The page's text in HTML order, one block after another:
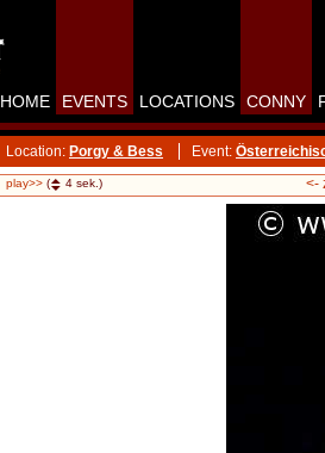
HOME EVENTS LOCATIONS CONNY
Location: Porgy & Bess Event:
play>> ( 4 sek.) <-